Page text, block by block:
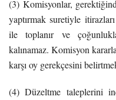
(3) Komisyonlar,
yaptırmak suretiyle
ile toplanır ve
kalınamaz. Komisyon
karşı oy gerekçesini
(4) Düzeltme taleplerini